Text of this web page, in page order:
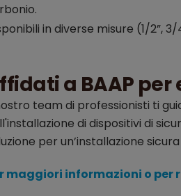
in diverse misure (1/2”,
a BAAP per
team di professionisti ti
di dispositivi di
per un’installazione
maggiori informazioni o